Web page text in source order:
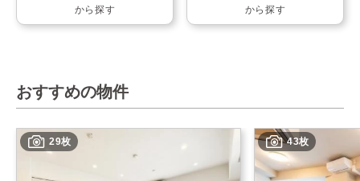
から探す から探す
おすすめの物件
29枚 43枚